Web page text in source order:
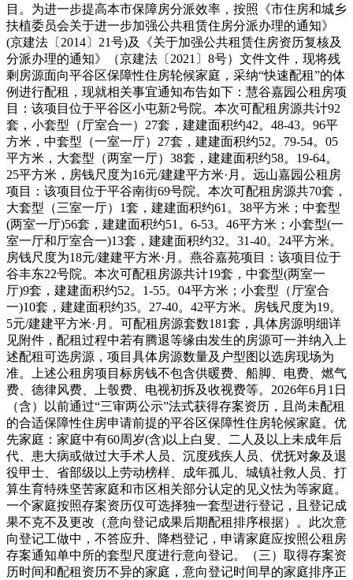
目。为进一步提高本市保障房分派效率，按照《市住房和城乡
扶植委员会关于进一步加强公共租赁住房分派办理的通知》
(京建法〔2014〕21号)及《关于加强公共租赁住房资历复核及
分派办理的通知》（京建法〔2021〕8号）文件文件，现将残
剩房源面向平谷区保障性住房轮候家庭，采纳“快速配租”的体
例进行配租，现就相关事宜通知布告如下：慧谷嘉园公租房项
目：该项目位于平谷区小屯新2号院。本次可配租房源共计92
套，小套型（厅室合一）27套，建建面积约42。48-43。96平
方米，中套型（一室一厅）27套，建建面积约52。79-54。05
平方米，大套型（两室一厅）38套，建建面积约58。19-64。
25平方米，房钱尺度为16元/建建平方米·月。远山嘉园公租房
项目：该项目位于平谷南街69号院。本次可配租房源共70套，
大套型（三室一厅）1套，建建面积约61。38平方米；中套型
(两室一厅)56套，建建面积约51。6-53。46平方米；小套型(一
室一厅和厅室合一)13套，建建面积约32。31-40。24平方米。
房钱尺度为18元/建建平方米·月。燕谷嘉苑项目：该项目位于
谷丰东22号院。本次可配租房源共计19套，中套型(两室一
厅)9套，建建面积约52。1-55。04平方米；小套型（厅室合
一)10套，建建面积约35。27-40。42平方米。房钱尺度为19。
5元/建建平方米·月。可配租房源套数181套，具体房源明细详
见附件，配租过程中若有腾退等缘由发生的房源可一并纳入上
述配租可选房源，项目具体房源数量及户型图以选房现场为
准。上述公租房项目标房钱不包含供暖费、船脚、电费、燃气
费、德律风费、上彀费、电视初拆及收视费等。2026年6月1日
（含）以前通过“三审两公示”法式获得存案资历，且尚未配租
的合适保障性住房申请前提的平谷区保障性住房轮候家庭。优
先家庭：家庭中有60周岁(含)以上白叟、二人及以上未成年后
代、患大病或做过大手术人员、沉度残疾人员、优抚对象及退
役甲士、省部级以上劳动榜样、成年孤儿、城镇社救人员、打
算生育特殊坚苦家庭和市区相关部分认定的见义怯为等家庭。
一个家庭按照存案资历仅可选择独一套型进行登记，且登记成
果不克不及更改（意向登记成果后期配租排序根据）。此次意
向登记工做中，不答应升、降档登记，申请家庭应按照公租房
存案通知单中所的套型尺度进行意向登记。（三）取得存案资
历时间和配租资历不异的家庭，意向登记时间早的家庭排序正